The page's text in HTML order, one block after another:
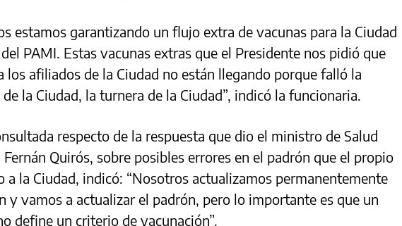
estamos garantizando un flujo extra de vacunas para la Ciudad
PAMI. Estas vacunas extras que el Presidente nos pidió que
los afiliados de la Ciudad no están llegando porque falló la
la Ciudad, la turnera de la Ciudad”, indicó la funcionaria.
respecto de la respuesta que dio el ministro de Salud
Quirós, sobre posibles errores en el padrón que el propio
a la Ciudad, indicó: “Nosotros actualizamos permanentemente
y vamos a actualizar el padrón, pero lo importante es que un
define un criterio de vacunación”.